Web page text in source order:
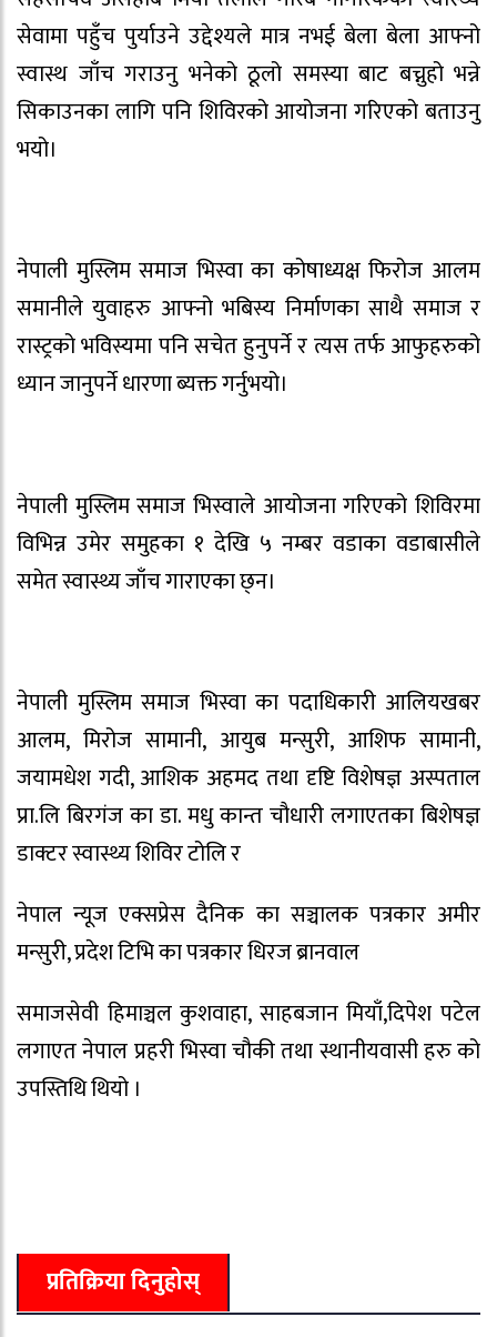
सेवामा पहुँच पुर्याउने उद्देश्यले मात्र नभई बेला बेला आफ्नो
स्वास्थ जाँच गराउनु भनेको ठूलो समस्या बाट बच्नुहो भन्ने
सिकाउनका लागि पनि शिविरको आयोजना गरिएको बताउनु
भयो।
नेपाली मुस्लिम समाज भिस्वा का कोषाध्यक्ष फिरोज आलम
समानीले युवाहरु आफ्नो भबिस्य निर्माणका साथै समाज र
रास्ट्रको भविस्यमा पनि सचेत हुनुपर्ने र त्यस तर्फ आफुहरुको
ध्यान जानुपर्ने धारणा ब्यक्त गर्नुभयो।
नेपाली मुस्लिम समाज भिस्वाले आयोजना गरिएको शिविरमा
विभिन्न उमेर समुहका १ देखि ५ नम्बर वडाका वडाबासीले
समेत स्वास्थ्य जाँच गाराएका छ्न।
नेपाली मुस्लिम समाज भिस्वा का पदाधिकारी आलियखबर
आलम, मिरोज सामानी, आयुब मन्सुरी, आशिफ सामानी,
जयामधेश गदी, आशिक अहमद तथा दृष्टि विशेषज्ञ अस्पताल
प्रा.लि बिरगंज का डा. मधु कान्त चौधारी लगाएतका बिशेषज्ञ
डाक्टर स्वास्थ्य शिविर टोलि र
नेपाल न्यूज एक्सप्रेस दैनिक का सञ्चालक पत्रकार अमीर
मन्सुरी, प्रदेश टिभि का पत्रकार धिरज ब्रानवाल
समाजसेवी हिमाञ्चल कुशवाहा, साहबजान मियाँ,दिपेश पटेल
लगाएत नेपाल प्रहरी भिस्वा चौकी तथा स्थानीयवासी हरु को
उपस्तिथि थियो ।
प्रतिक्रिया दिनुहोस्